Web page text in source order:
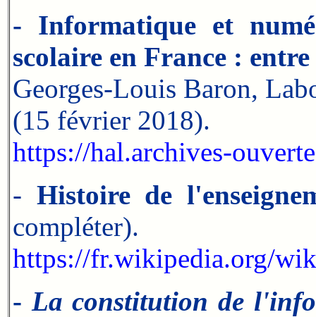
- Informatique et
scolaire en France :
Georges-Louis Baron,
(15 février 2018).
https://hal.archives-
- Histoire de
compléter).
https://fr.wikipedia.org/
- La constitution de